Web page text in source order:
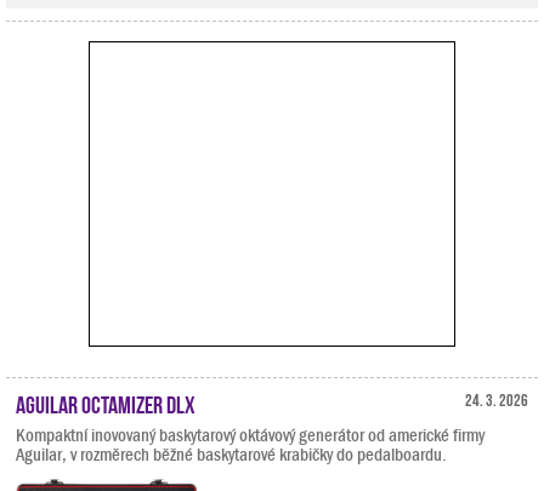
24. 3. 2026
Aguilar Octamizer DLX
Kompaktní inovovaný baskytarový oktávový generátor od americké firmy
Aguilar, v rozměrech běžné baskytarové krabičky do pedalboardu.